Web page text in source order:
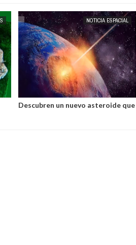
NOTICIA ESPACIAL
Descubren un nuevo asteroide que
MISTERIO